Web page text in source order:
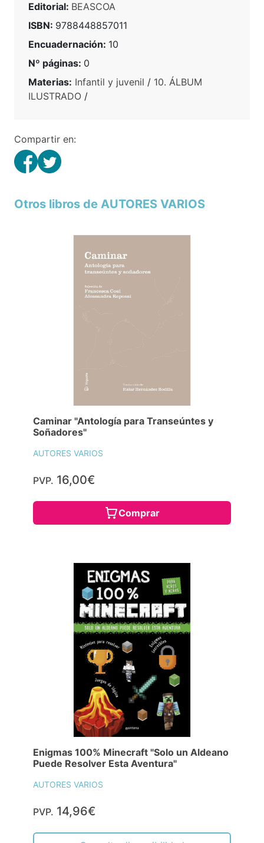
Editorial: BEASCOA
ISBN: 9788448857011
Encuadernación: 10
Nº páginas: 0
Materias: Infantil y juvenil / 10. ÁLBUM
ILUSTRADO /
Compartir en:
Otros libros de AUTORES VARIOS
Caminar "Antología para Transeúntes y
Soñadores"
AUTORES VARIOS
PVP. 16,00€
Comprar
Enigmas 100% Minecraft "Solo un Aldeano
Puede Resolver Esta Aventura"
AUTORES VARIOS
PVP. 14,96€